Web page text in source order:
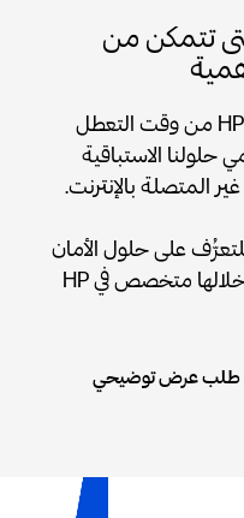
تتمكن من
يقلل حل HP Wolf Pro Security من وقت التعطل
الاستباقية
المتصلة بالإنترنت.
على حلول الأمان
عالمية المستوى التي يرشدك خلالها متخصص في HP
طلب عرض توضيحي